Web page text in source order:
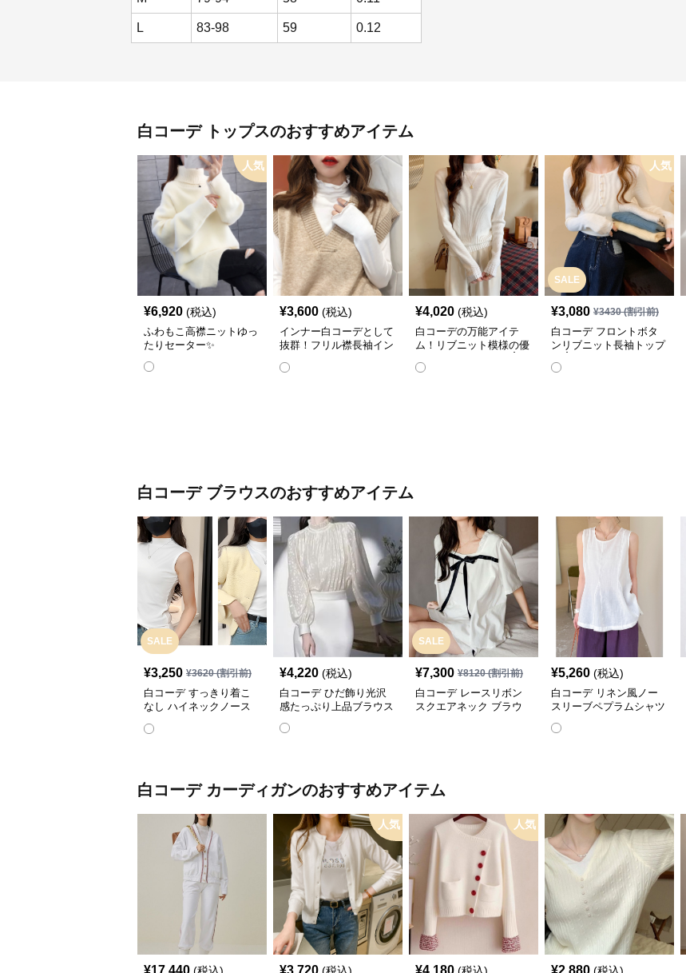
L 83-98 59 0.12
白コーデ トップスのおすすめアイテム
人気
¥6,920 (税込)
ふわもこ高襟ニットゆっ
たりセーター✨
¥3,600 (税込)
インナー白コーデとして
抜群！フリル襟長袖イン
¥4,020 (税込)
白コーデの万能アイテ
ム！リブニット模様の優
SALE
人気
¥3,080 ¥3430(割引前)
白コーデ フロントボタ
ンリブニット長袖トップ
白コーデ ブラウスのおすすめアイテム
SALE
¥3,250 ¥3620(割引前)
白コーデ すっきり着こ
なし ハイネックノース
¥4,220 (税込)
白コーデ ひだ飾り光沢
感たっぷり上品ブラウス
SALE
¥7,300 ¥8120(割引前)
白コーデ レースリボン
スクエアネック ブラウ
¥5,260 (税込)
白コーデ リネン風ノー
スリーブペプラムシャツ
白コーデ カーディガンのおすすめアイテム
¥17,440
人気
¥3,720
人気
¥4,180 ¥2,880